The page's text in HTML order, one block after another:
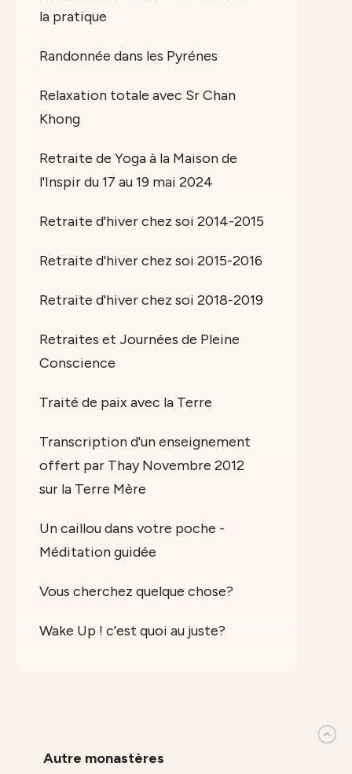
la pratique
Randonnée dans les Pyrénes
Relaxation totale avec Sr Chan
Khong
Retraite de Yoga à la Maison de
l'Inspir du 17 au 19 mai 2024
Retraite d'hiver chez soi 2014-2015
Retraite d'hiver chez soi 2015-2016
Retraite d'hiver chez soi 2018-2019
Retraites et Journées de Pleine
Conscience
Traité de paix avec la Terre
Transcription d'un enseignement
offert par Thay Novembre 2012
sur la Terre Mère
Un caillou dans votre poche -
Méditation guidée
Vous cherchez quelque chose?
Wake Up ! c'est quoi au juste?
Autre monastères